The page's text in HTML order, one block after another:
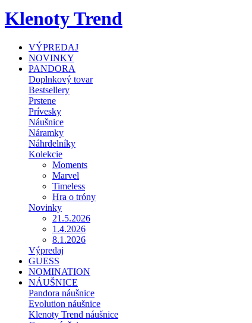
Klenoty Trend
VÝPREDAJ
NOVINKY
PANDORA
Doplnkový tovar
Bestsellery
Prstene
Prívesky
Náušnice
Náramky
Náhrdelníky
Kolekcie
Moments
Marvel
Timeless
Hra o tróny
Novinky
21.5.2026
1.4.2026
8.1.2026
Výpredaj
GUESS
NOMINATION
NÁUŠNICE
Pandora náušnice
Evolution náušnice
Klenoty Trend náušnice